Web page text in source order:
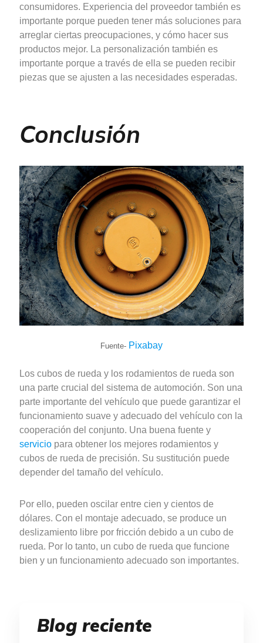
consumidores. Experiencia del proveedor también es
importante porque pueden tener más soluciones para
arreglar ciertas preocupaciones, y cómo hacer sus
productos mejor. La personalización también es
importante porque a través de ella se pueden recibir
piezas que se ajusten a las necesidades esperadas.
Conclusión
Fuente- Pixabay
Los cubos de rueda y los rodamientos de rueda son
una parte crucial del sistema de automoción. Son una
parte importante del vehículo que puede garantizar el
funcionamiento suave y adecuado del vehículo con la
cooperación del conjunto. Una buena fuente y
servicio para obtener los mejores rodamientos y
cubos de rueda de precisión. Su sustitución puede
depender del tamaño del vehículo.
Por ello, pueden oscilar entre cien y cientos de
dólares. Con el montaje adecuado, se produce un
deslizamiento libre por fricción debido a un cubo de
rueda. Por lo tanto, un cubo de rueda que funcione
bien y un funcionamiento adecuado son importantes.
Blog reciente